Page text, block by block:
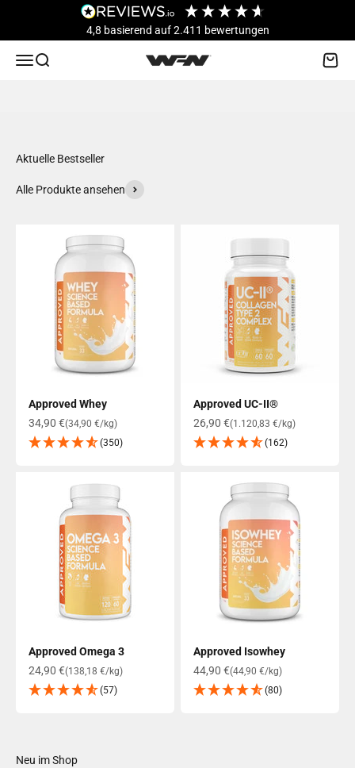
Zum Inhalt springen
4,8 basierend auf2.411 bewertungen
MenüSuche WFN
Entdecken
Aktuelle Bestseller
Alle Produkte ansehen
Approved Whey
Angebot
34,90 €(34,90 €/kg)
(350)
Approved UC-II®
Angebot
26,90 €(1.120,83 €/kg)
(162)
Approved Omega 3
Angebot
24,90 €(138,18 €/kg)
(57)
Approved Isowhey
Angebot
44,90 €(44,90 €/kg)
(80)
Neu im Shop